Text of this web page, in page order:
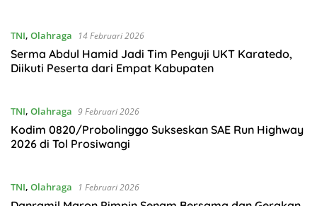
TNI, Olahraga 14 Februari 2026
Serma Abdul Hamid Jadi Tim Penguji UKT Karatedo,
Diikuti Peserta dari Empat Kabupaten
TNI, Olahraga 9 Februari 2026
Kodim 0820/Probolinggo Sukseskan SAE Run Highway
2026 di Tol Prosiwangi
TNI, Olahraga 1 Februari 2026